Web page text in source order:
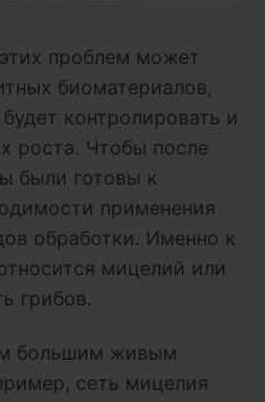
проблем может
биоматериалов,
контролировать и
роста. Чтобы после
были готовы к
применения
обработки. Именно к
мицелий или
грибов.
большим живым
сеть мицелия